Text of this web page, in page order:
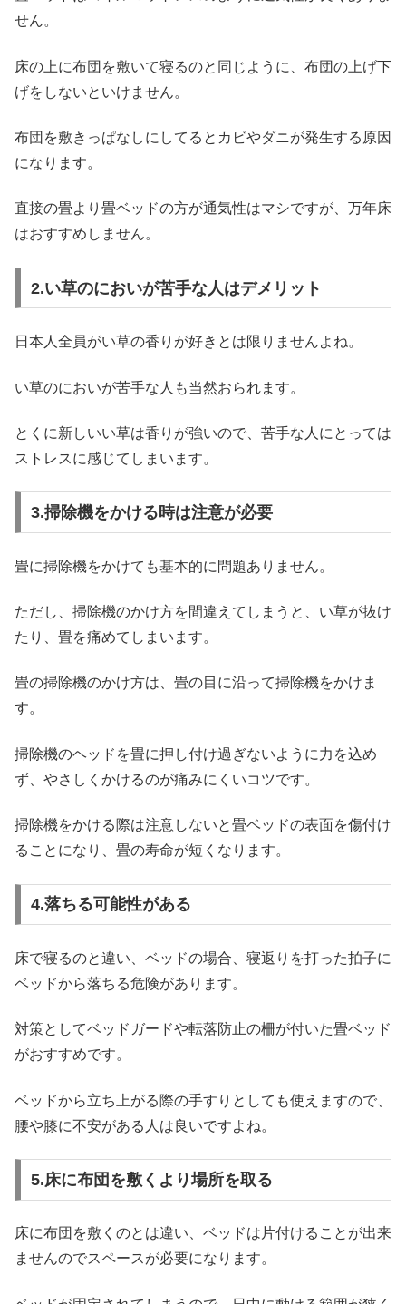
せん。
床の上に布団を敷いて寝るのと同じように、布団の上げ下
げをしないといけません。
布団を敷きっぱなしにしてるとカビやダニが発生する原因
になります。
直接の畳より畳ベッドの方が通気性はマシですが、万年床
はおすすめしません。
2.い草のにおいが苦手な人はデメリット
日本人全員がい草の香りが好きとは限りませんよね。
い草のにおいが苦手な人も当然おられます。
とくに新しいい草は香りが強いので、苦手な人にとっては
ストレスに感じてしまいます。
3.掃除機をかける時は注意が必要
畳に掃除機をかけても基本的に問題ありません。
ただし、掃除機のかけ方を間違えてしまうと、い草が抜け
たり、畳を痛めてしまいます。
畳の掃除機のかけ方は、畳の目に沿って掃除機をかけま
す。
掃除機のヘッドを畳に押し付け過ぎないように力を込め
ず、やさしくかけるのが痛みにくいコツです。
掃除機をかける際は注意しないと畳ベッドの表面を傷付け
ることになり、畳の寿命が短くなります。
4.落ちる可能性がある
床で寝るのと違い、ベッドの場合、寝返りを打った拍子に
ベッドから落ちる危険があります。
対策としてベッドガードや転落防止の柵が付いた畳ベッド
がおすすめです。
ベッドから立ち上がる際の手すりとしても使えますので、
腰や膝に不安がある人は良いですよね。
5.床に布団を敷くより場所を取る
床に布団を敷くのとは違い、ベッドは片付けることが出来
ませんのでスペースが必要になります。